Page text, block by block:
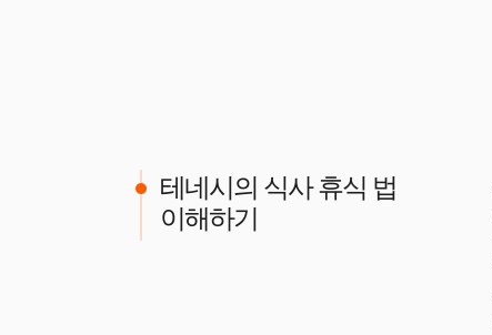
테네시의 식사 휴식 법
이해하기